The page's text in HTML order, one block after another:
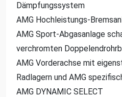
Dämpfungssystem
AMG Hochleistungs-
AMG Sport-Abgasanlage
verchromten
AMG Vorderachse mit
Radlagern und AMG
AMG DYNAMIC SELECT